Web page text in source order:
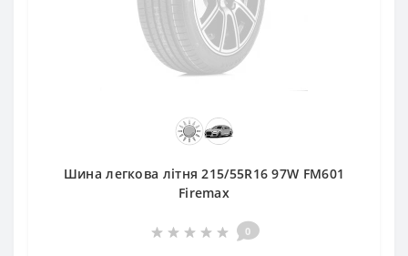
Шина легкова літня 215/55R16 97W FM601
Firemax
0